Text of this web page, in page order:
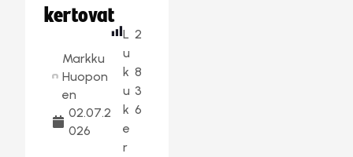
kertovat
Markku
Huopon
en
02.07.2
026
L
u
k
u
k
e
r
2
8
3
6